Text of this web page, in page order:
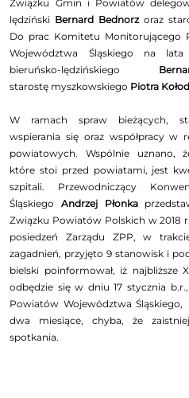
Związku Gmin i Powiatów
lędziński Bernard Bednorz oraz
Do prac Komitetu Monitorującego
Województwa Śląskiego na
bieruńsko-lędzińskiego
starostę myszkowskiego Piotra
W ramach spraw bieżących,
wspierania się oraz współpracy w
powiatowych. Wspólnie uznano,
które stoi przed powiatami, jest
szpitali. Przewodniczący
ŚląskiegoAndrzej Płonka
Związku Powiatów Polskich w 2018
posiedzeń Zarządu ZPP, w
zagadnień, przyjęto 9 stanowisk i
bielski poinformował, iż najbliższe
odbędzie się w dniu 17 stycznia
Powiatów Województwa
dwa miesiące, chyba, że
spotkania.